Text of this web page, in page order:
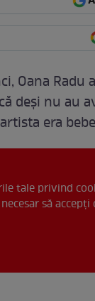
Oana
deși nu au
era
tale privind
necesar să